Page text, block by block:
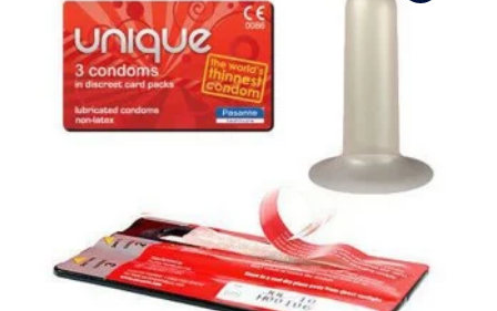
Préservatifs
sans
latex